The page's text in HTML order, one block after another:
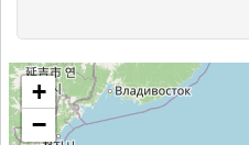
+
−